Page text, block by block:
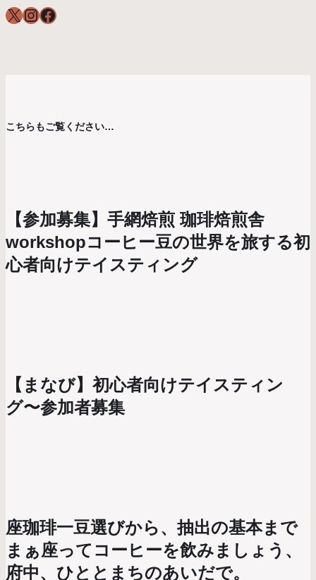
X InstagramFacebook
こちらもご覧ください…
【参加募集】手網焙煎 珈琲焙煎舎
workshopコーヒー豆の世界を旅する初
心者向けテイスティング
【まなび】初心者向けテイスティン
グ〜参加者募集
座珈琲一豆選びから、抽出の基本まで
まぁ座ってコーヒーを飲みましょう、
府中、ひととまちのあいだで。